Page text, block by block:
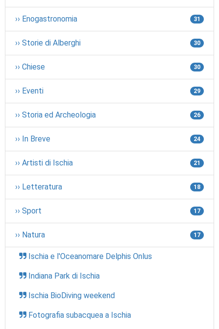
›› Enogastronomia 31
›› Storie di Alberghi 30
›› Chiese 30
›› Eventi 29
›› Storia ed Archeologia 26
›› In Breve 24
›› Artisti di Ischia 21
›› Letteratura 18
›› Sport 17
›› Natura 17
Ischia e l'Oceanomare Delphis Onlus
Indiana Park di Ischia
Ischia BioDiving weekend
Fotografia subacquea a Ischia